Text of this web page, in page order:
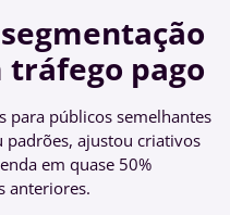
pago
para públicos semelhantes
padrões, ajustou criativos
em quase 50%
anteriores.